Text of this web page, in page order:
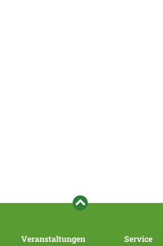
Veranstaltungen Service